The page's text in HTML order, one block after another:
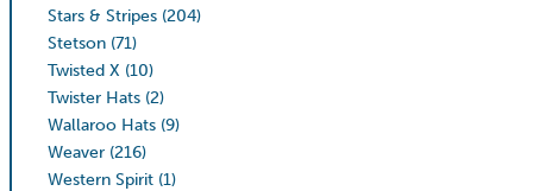
Stars & Stripes (204)
Stetson (71)
Twisted X (10)
Twister Hats (2)
Wallaroo Hats (9)
Weaver (216)
Western Spirit (1)